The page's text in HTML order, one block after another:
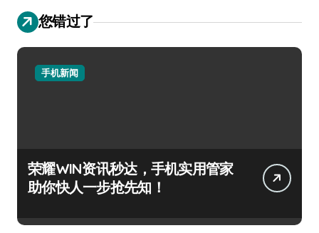
您错过了
手机新闻
荣耀WIN资讯秒达，手机实用管家
助你快人一步抢先知！